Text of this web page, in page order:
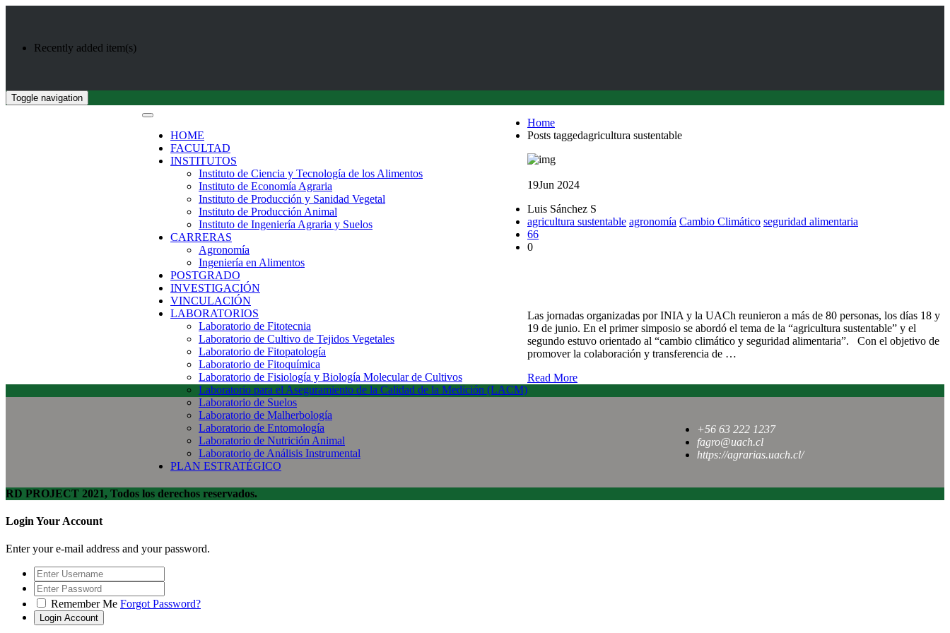
Recently added item(s)
Toggle navigation
HOME
FACULTAD
INSTITUTOS
Instituto de Ciencia y Tecnología de los Alimentos
Instituto de Economía Agraria
Instituto de Producción y Sanidad Vegetal
Instituto de Producción Animal
Instituto de Ingeniería Agraria y Suelos
CARRERAS
Agronomía
Ingeniería en Alimentos
POSTGRADO
INVESTIGACIÓN
VINCULACIÓN
LABORATORIOS
Laboratorio de Fitotecnia
Laboratorio de Cultivo de Tejidos Vegetales
Laboratorio de Fitopatología
Laboratorio de Fitoquímica
Laboratorio de Fisiología y Biología Molecular de Cultivos
Laboratorio para el Aseguramiento de la Calidad de la Medición (LACM)
Laboratorio de Suelos
Laboratorio de Malherbología
Laboratorio de Entomología
Laboratorio de Nutrición Animal
Laboratorio de Análisis Instrumental
PLAN ESTRATÉGICO
Home
Posts taggedagricultura sustentable
19Jun 2024
Luis Sánchez S
agricultura sustentable agronomía Cambio Climático seguridad alimentaria
66
0
Las jornadas organizadas por INIA y la UACh reunieron a más de 80 personas, los días 18 y
19 de junio. En el primer simposio se abordó el tema de la “agricultura sustentable” y el
segundo estuvo orientado al “cambio climático y seguridad alimentaria”. Con el objetivo de
promover la colaboración y transferencia de …
Read More
+56 63 222 1237
fagro@uach.cl
https://agrarias.uach.cl/
RD PROJECT 2021, Todos los derechos reservados.
Login Your Account
Enter your e-mail address and your password.
Remember Me Forgot Password?